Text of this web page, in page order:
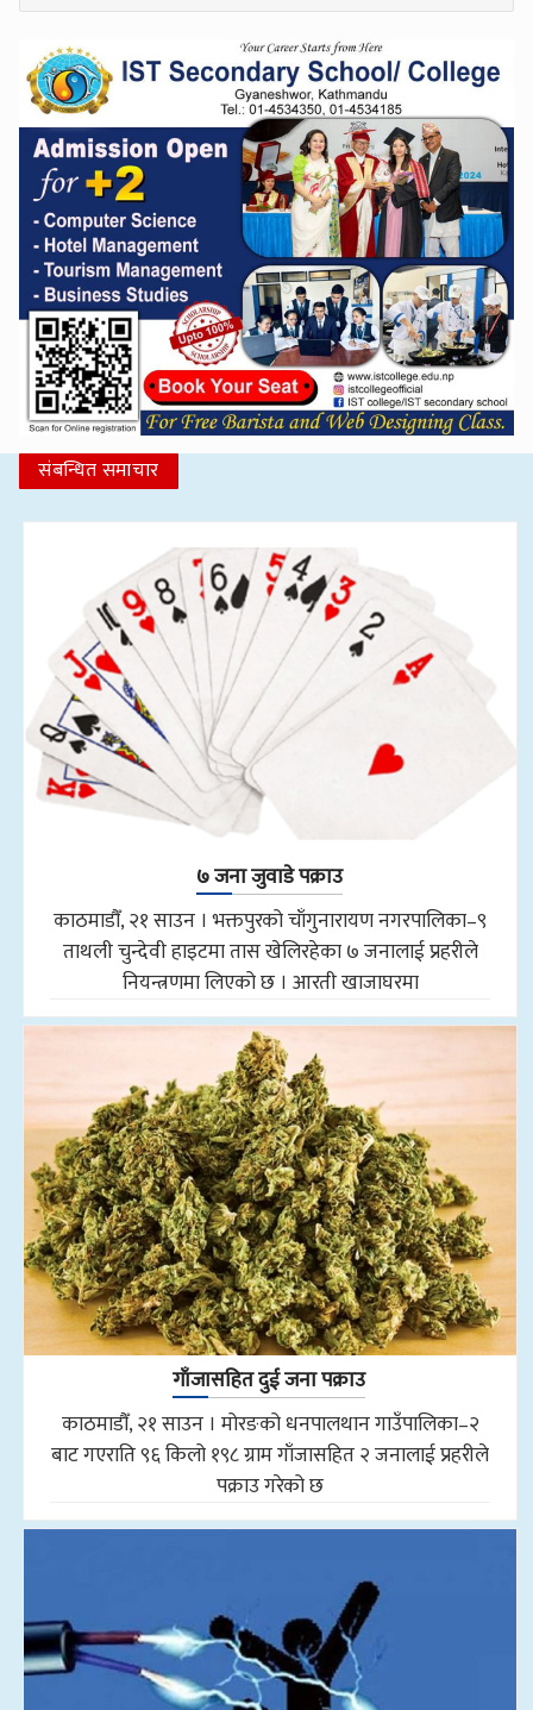
संबन्धित समाचार
७ जना जुवाडे पक्राउ
काठमाडौँ, २१ साउन । भक्तपुरको चाँगुनारायण नगरपालिका–९
ताथली चुन्देवी हाइटमा तास खेलिरहेका ७ जनालाई प्रहरीले
नियन्त्रणमा लिएको छ । आरती खाजाघरमा
गाँजासहित दुई जना पक्राउ
काठमाडौँ, २१ साउन । मोरङको धनपालथान गाउँपालिका–२
बाट गएराति ९६ किलो १९८ ग्राम गाँजासहित २ जनालाई प्रहरीले
पक्राउ गरेको छ